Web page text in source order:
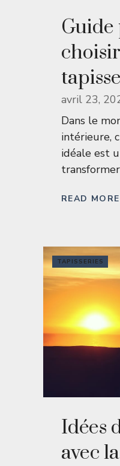
avril 23,
Dans le
intérieure,
idéale est
READ MORE
TAPISSERIES
Idées
avec